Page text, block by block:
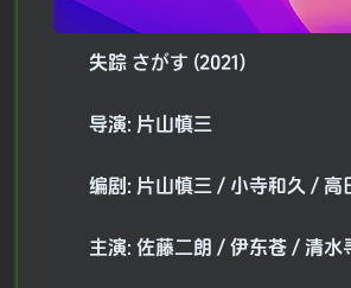
失踪 さがす (2021)
导演: 片山慎三
编剧: 片山慎三 / 小寺和久 / 高
主演: 佐藤二朗 / 伊东苍 / 清